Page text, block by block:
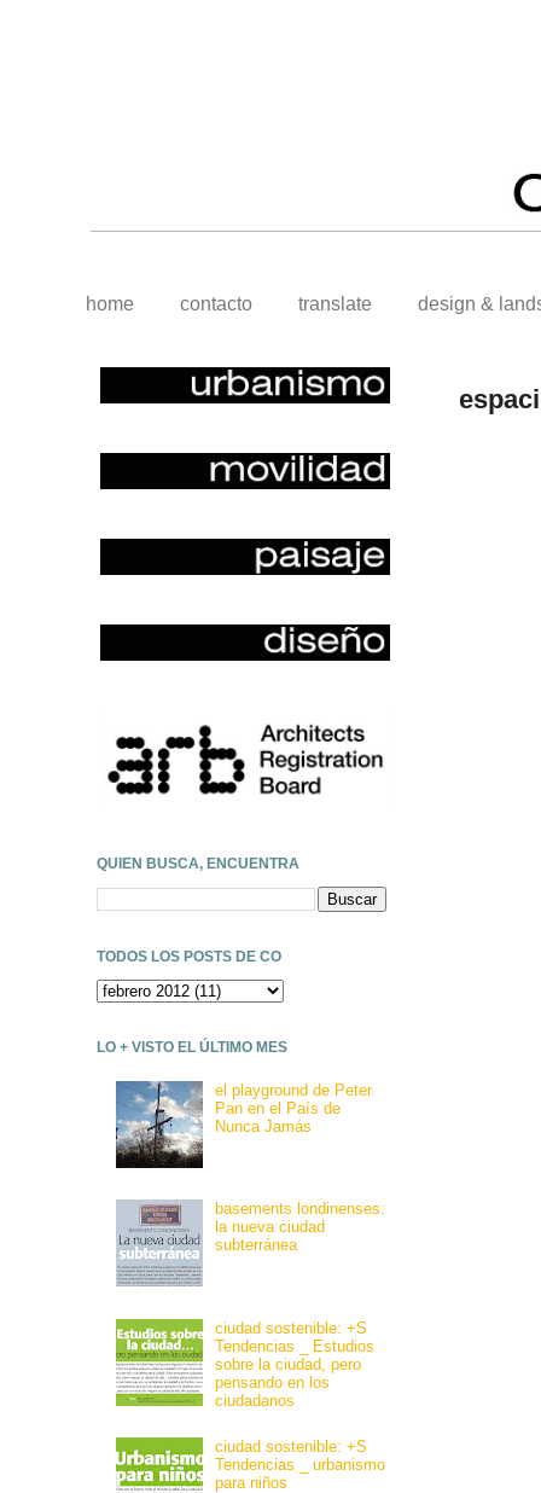
home contacto translate design &
QUIEN BUSCA, ENCUENTRA
TODOS LOS POSTS DE CO
LO + VISTO EL ÚLTIMO MES
el playground de Peter
Pan en el País de
Nunca Jamás
basements londinenses:
la nueva ciudad
subterránea
ciudad sostenible: +S
Tendencias _ Estudios
sobre la ciudad, pero
pensando en los
ciudadanos
ciudad sostenible: +S
Tendencias _ urbanismo
para niños